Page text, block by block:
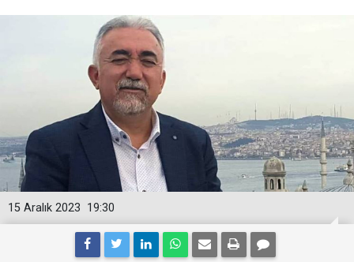
19:30
15 Aralık 2023